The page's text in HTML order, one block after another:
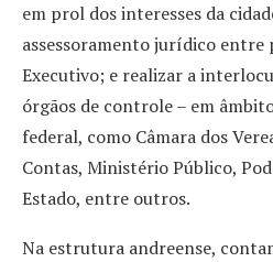
em prol dos interesses da
assessoramento jurídico entre
Executivo; e realizar a
órgãos de controle – em
federal, como Câmara dos
Contas, Ministério Público,
Estado, entre outros.
Na estrutura andreense,